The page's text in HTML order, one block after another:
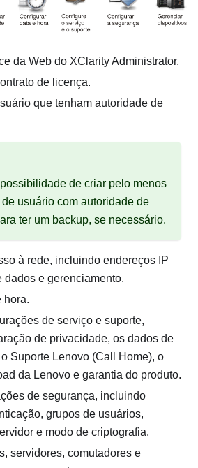
da Web do XClarity Administrator.
de licença.
que tenham autoridade de
de criar pelo menos
usuário com autoridade de
ter um backup, se necessário.
à rede, incluindo endereços IP
dados e gerenciamento.
hora.
de serviço e suporte,
de privacidade, os dados de
Suporte Lenovo (Call Home), o
da Lenovo e garantia do produto.
de segurança, incluindo
grupos de usuários,
e modo de criptografia.
servidores, comutadores e